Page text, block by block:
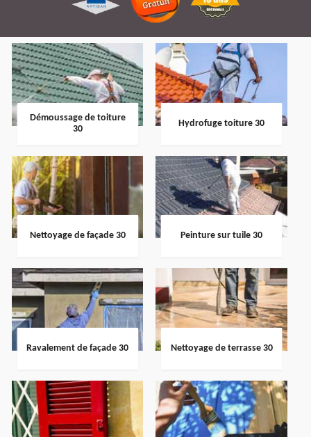
Démoussage de toiture
30
Hydrofuge toiture 30
Nettoyage de façade 30 Peinture sur tuile 30
Ravalement de façade 30 Nettoyage de terrasse 30